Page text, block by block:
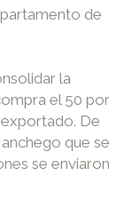
de
la
el 50 por
De
que se
se enviaron